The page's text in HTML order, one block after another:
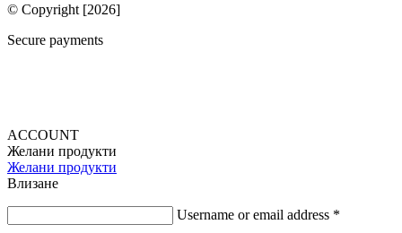
© Copyright [2026]
Secure payments
ACCOUNT
Желани продукти
Желани продукти
Влизане
Username or email address *